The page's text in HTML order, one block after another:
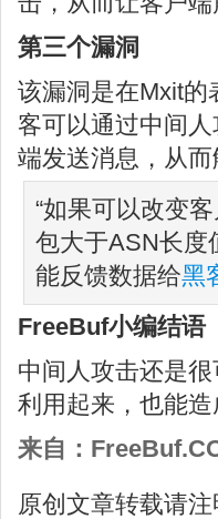
第三个漏洞
该漏洞是在Mxit的
客可以通过中间
端发送消息，从而
“如果可以改变
包大于ASN长度
能反馈数据给黑
FreeBuf小编结语
中间人攻击还是
利用起来，也能造
来自：
原创文章转载请